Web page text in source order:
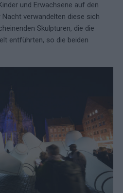
und Erwachsene auf den
verwandelten diese sich
Skulpturen, die die
entführten, so die beiden